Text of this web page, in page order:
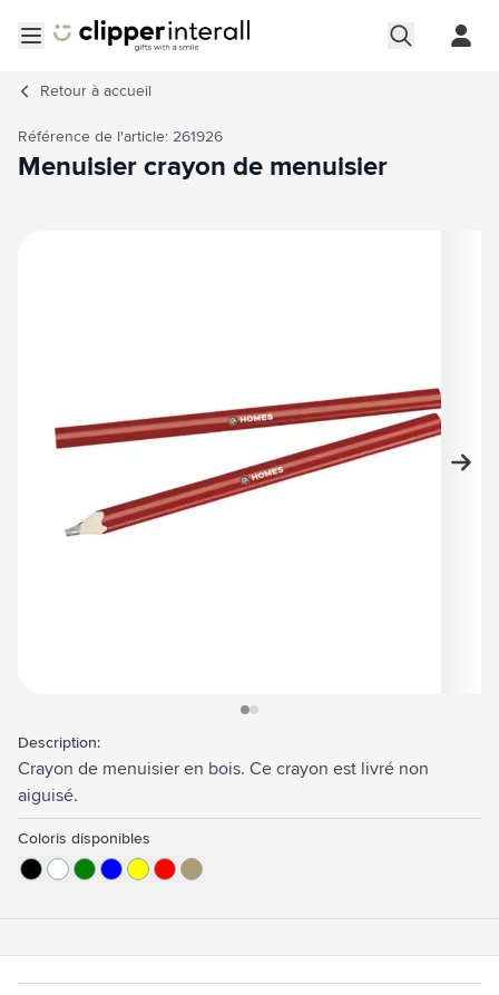
Retour à accueil
Référence de l'article: 261926
Menuisier crayon de menuisier
Description:
Crayon de menuisier en bois. Ce crayon est livré non
aiguisé.
Coloris disponibles